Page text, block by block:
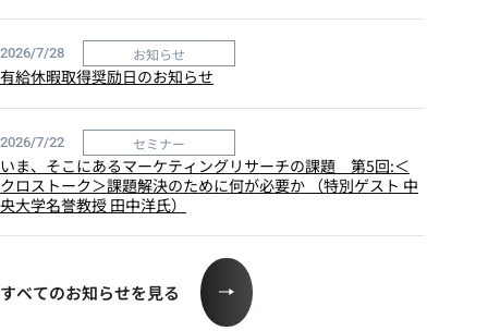
2026/7/28 お知らせ
有給休暇取得奨励日のお知らせ
2026/7/22 セミナー
いま、そこにあるマーケティングリサーチの課題 第5回:＜
クロストーク＞課題解決のために何が必要か （特別ゲスト 中
央大学名誉教授 田中洋氏）
すべてのお知らせを見る